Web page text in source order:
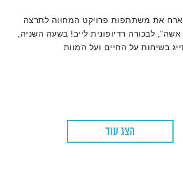
מארח את משתתפות פרויקט המחווה לתרצה
לבכורה רדיופונית לייב! בשעה השניה,
בשיחות על החיים ועל המוות
הצג עוד